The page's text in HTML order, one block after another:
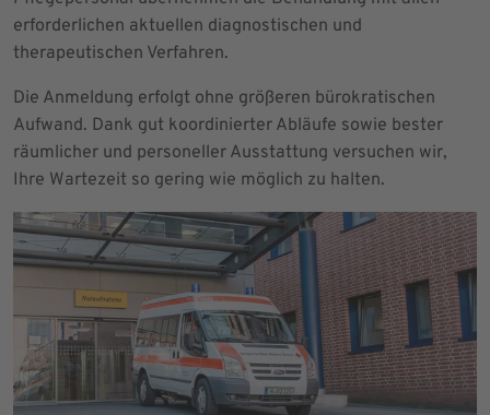
erforderlichen aktuellen diagnostischen und
therapeutischen Verfahren.
Die Anmeldung erfolgt ohne größeren bürokratischen
Aufwand. Dank gut koordinierter Abläufe sowie bester
räumlicher und personeller Ausstattung versuchen wir,
Ihre Wartezeit so gering wie möglich zu halten.